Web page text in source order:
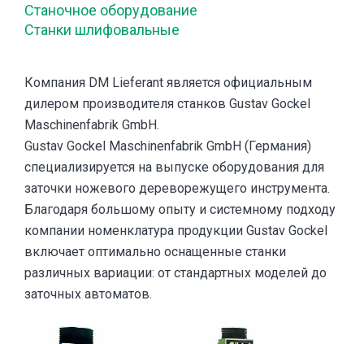
Станочное оборудование
Станки шлифовальные
Компания DM Lieferant является официальным
дилером производителя станков Gustav Gockel
Maschinenfabrik GmbH.
Gustav Gockel Maschinenfabrik GmbH (Германия)
специализируется на выпуске оборудования для
заточки ножевого дереворежущего инструмента.
Благодаря большому опыту и системному подходу
компании номенклатура продукции Gustav Gockel
включает оптимально оснащенные станки
различных вариации: от стандартных моделей до
заточных автоматов.